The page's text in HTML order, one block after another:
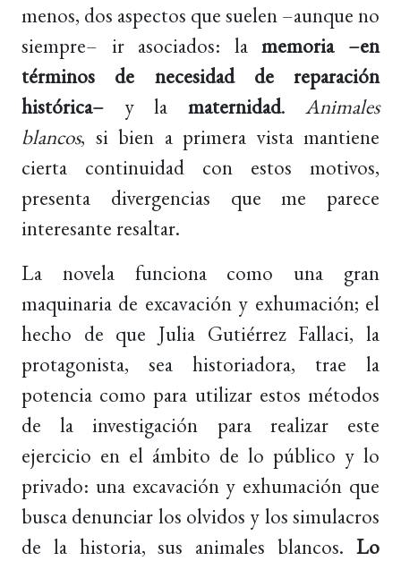
menos, dos aspectos que suelen –aunque no
siempre– ir asociados: lamemoria –en
términos de necesidad de reparación
histórica– y la maternidad. Animales
blancos, si bien a primera vista mantiene
cierta continuidad con estos motivos,
presenta divergencias que me parece
interesante resaltar.
La novela funciona como una gran
maquinaria de excavación y exhumación; el
hecho de que Julia Gutiérrez Fallaci, la
protagonista, sea historiadora, trae la
potencia como para utilizar estos métodos
de la investigación para realizar este
ejercicio en el ámbito de lo público y lo
privado: una excavación y exhumación que
busca denunciar los olvidos y los simulacros
de la historia, sus animales blancos. Lo